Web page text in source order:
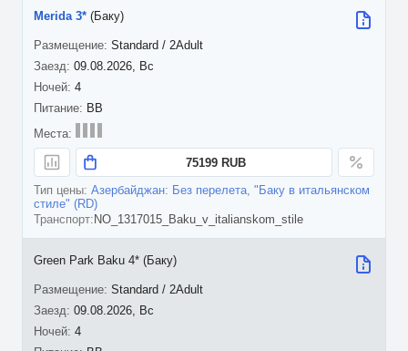
09.08.2026, Вс
4
Merida 3* (Баку)
Standard / 2Adult
BB
75199 RUB
Азербайджан: Без перелета, "Баку в итальянском
стиле" (RD)
NO_1317015_Baku_v_italianskom_stile
09.08.2026, Вс
4
Green Park Baku 4* (Баку)
Standard / 2Adult